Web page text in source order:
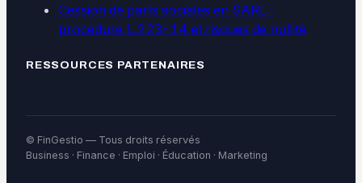
Cession de parts sociales en SARL :
procédure L.223-14 et risques de nullité
RESSOURCES PARTENAIRES
© FinGestio — Tous droits réservés
Business · Finance · Emploi · Éducation · Marketing